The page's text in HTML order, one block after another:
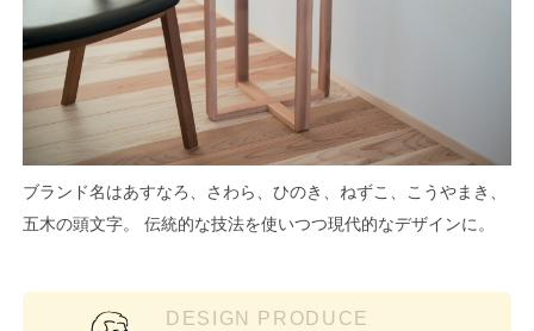
ブランド名はあすなろ、さわら、ひのき、ねずこ、こうやまき、
五木の頭文字。 伝統的な技法を使いつつ現代的なデザインに。
DESIGN PRODUCE